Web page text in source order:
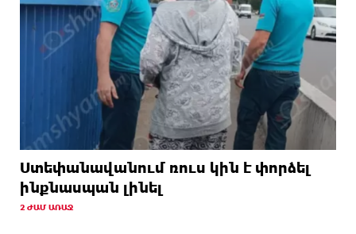
Ստեփանավանում ռուս կին է փորձել
ինքնասպան լինել
2 ԺԱՄ ԱՌԱՋ